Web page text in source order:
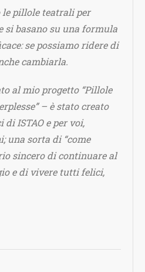
le pillole teatrali per
si basano su una formula
se possiamo ridere di
cambiarla.
al mio progetto “Pillole
– è stato creato
ISTAO e per voi,
una sorta di “come
sincero di continuare al
e di vivere tutti felici,